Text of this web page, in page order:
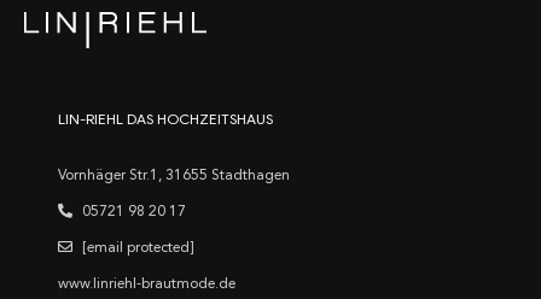
LIN-RIEHL DAS HOCHZEITSHAUS
Vornhäger Str.1, 31655 Stadthagen
05721 98 20 17
[email protected]
www.linriehl-brautmode.de